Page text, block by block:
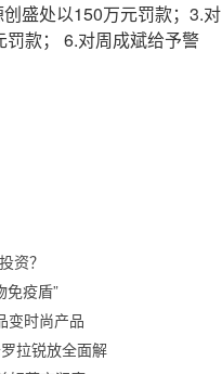
盛处以150万元罚款；3.对
款； 6.对周成斌给予警
资？
免疫盾”
变时尚产品
拉锐放全面解